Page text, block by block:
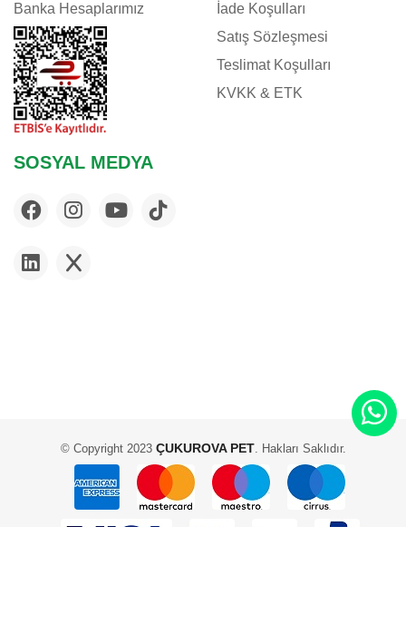
Banka Hesaplarımız
İade Koşulları
Satış Sözleşmesi
Teslimat Koşulları
KVKK & ETK
SOSYAL MEDYA
© Copyright 2023ÇUKUROVA PET. Hakları Saklıdır.